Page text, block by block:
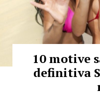
10 motive
definitiva